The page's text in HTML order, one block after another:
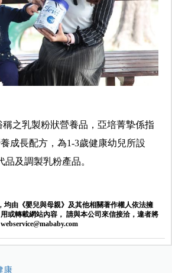
之乳製粉狀營養品，亞培菁摯係指
成長配方，為1-3歲健康幼兒所設
及調製乳粉產品。
均由《嬰兒與母親》及其他相關著作權人依法擁
或轉載網站內容， 請與本公司來信接洽，違者將
webservice@mababy.com
康